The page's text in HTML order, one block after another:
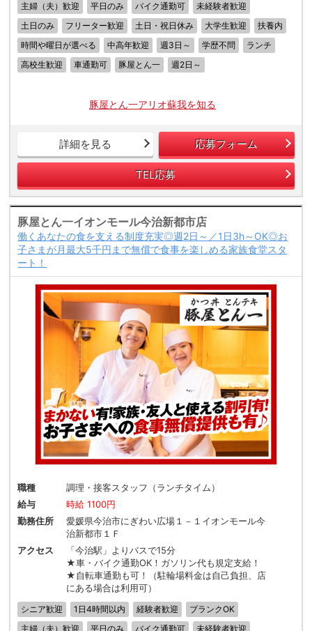
主婦（夫）歓迎
平日のみ バイク通勤可
未経験者歓迎
土日のみ
フリーター歓迎 土日・祝日休み 大学生歓迎
扶養内
時間や曜日が選べる
中高年歓迎 週3日～ 学歴不問
ランチ
高校生歓迎
車通勤可 豚屋とん一 週2日～
豚屋とん一アリオ蘇我を知る
詳細を見る 応募フォーム
TEL応募
豚屋とん一イオンモール今治新都市店
働くあなたの食を支える制度充実◎週2日～／1日3h～OK◎お
子さまが月最大5千円まで無償で食事を楽しめる家族食堂スタ
ート！
職種
調理・接客スタッフ（ランチタイム）
給与
時給 1100円
勤務住所
愛媛県今治市にぎわい広場１－１イオンモール今
治新都市１Ｆ
アクセス
「今治駅」よりバスで15分
★車・バイク通勤OK！ガソリン代も規定支給！
★自転車通勤も可！（駐輪場料金は自己負担、店
にある場合は利用可）
シニア歓迎 1日4時間以内 経験者歓迎
ブランクOK
主婦（夫）歓迎
平日のみ バイク通勤可 未経験者歓迎